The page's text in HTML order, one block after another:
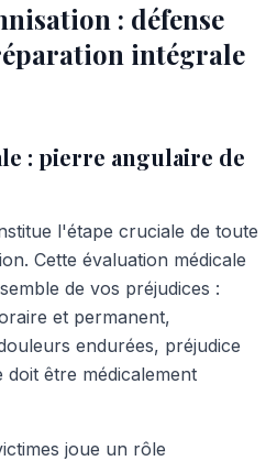
: défense
intégrale
: pierre angulaire de
l'étape cruciale de toute
Cette évaluation médicale
de vos préjudices :
et permanent,
endurées, préjudice
doit être médicalement
joue un rôle